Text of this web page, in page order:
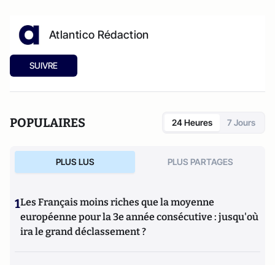
Atlantico Rédaction
SUIVRE
POPULAIRES 24 Heures 7 Jours
PLUS LUS PLUS PARTAGES
1Les Français moins riches que la moyenne
européenne pour la 3e année consécutive : jusqu'où
ira le grand déclassement ?